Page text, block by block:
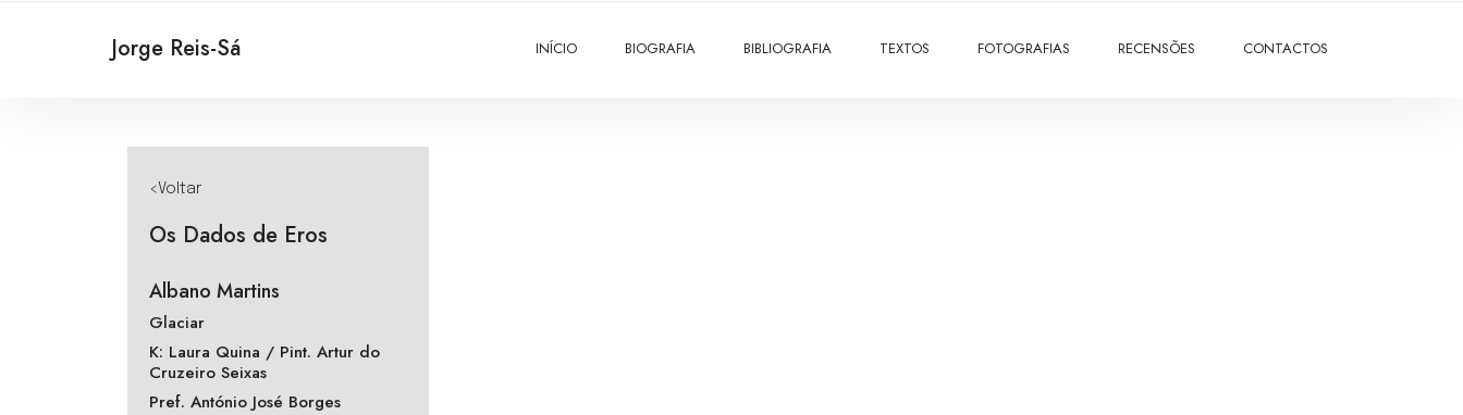
Jorge Reis-Sá INÍCIO BIOGRAFIA BIBLIOGRAFIA TEXTOS FOTOGRAFIAS RECENSÕES CONTACTOS
<Voltar
Os Dados de Eros
Albano Martins
Glaciar
K: Laura Quina / Pint. Artur do
Cruzeiro Seixas
Pref. António José Borges